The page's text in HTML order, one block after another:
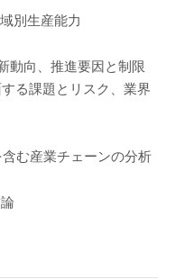
別生産能力
動向、推進要因と制限
る課題とリスク、業界
む産業チェーンの分析